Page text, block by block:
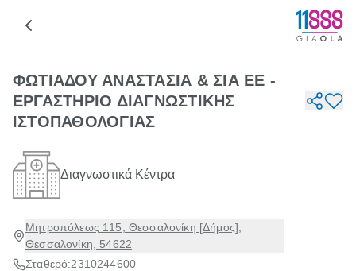
ΦΩΤΙΑΔΟΥ ΑΝΑΣΤΑΣΙΑ & ΣΙΑ ΕΕ -
ΕΡΓΑΣΤΗΡΙΟ ΔΙΑΓΝΩΣΤΙΚΗΣ
ΙΣΤΟΠΑΘΟΛΟΓΙΑΣ
Διαγνωστικά Κέντρα
Μητροπόλεως 115, Θεσσαλονίκη [Δήμος],
Θεσσαλονίκη, 54622
Σταθερό:2310244600